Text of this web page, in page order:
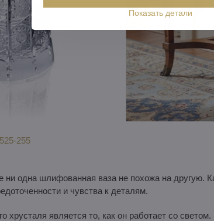
255
ни одна шлифованная ваза не похожа на другую.
и чувства к деталям.
хрусталя является то, как он работает со
Показать детали